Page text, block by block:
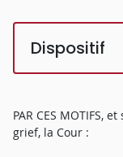
Dispositif
PAR CES MOTIFS,
grief, la Cour :